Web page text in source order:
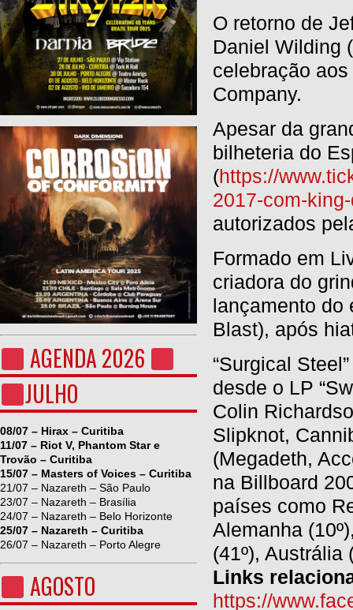
AGENDA 2026
JULHO
08/07 – Hirax – Curitiba
11/07 – Riot V, Phantom Star e
Trovão – Curitiba
15/07 – Masters of Voices – Curitiba
21/07 – Nazareth – São Paulo
23/07 – Nazareth – Brasília
24/07 – Nazareth – Belo Horizonte
25/07 – Nazareth – Curitiba
26/07 – Nazareth – Porto Alegre
AGOSTO
O retorno de
Daniel Wilding
celebração
Company.
Apesar da
bilheteria do
(https://
2017-com-
autorizados
Formado em
criadora do
lançamento do
Blast), após
“Surgical
desde o LP
Colin
Slipknot,
(Megadeth,
na Billboard
países como
Alemanha
(41º), Austrália
Links
https://